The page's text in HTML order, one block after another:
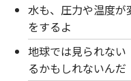
水も、圧力や温度が
をするよ
地球では見られない
るかもしれないんだ